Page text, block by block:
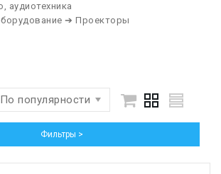
аудиотехника
➔ Проекторы
По популярности
Фильтры >